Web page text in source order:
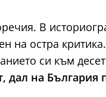
В
на остра
си към
дал на България